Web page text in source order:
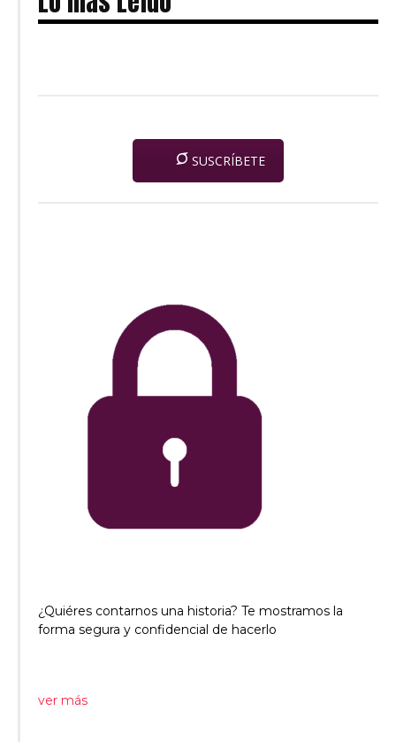
SUSCRÍBETE
¿Quiéres contarnos una historia? Te mostramos la
forma segura y confidencial de hacerlo
ver más